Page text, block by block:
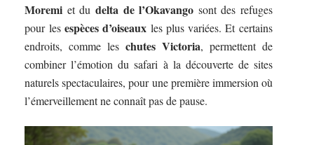
Moremi et du delta de l’Okavango sont des refuges
pour les espèces d’oiseaux les plus variées. Et certains
endroits, comme les chutes Victoria, permettent de
combiner l’émotion du safari à la découverte de sites
naturels spectaculaires, pour une première immersion où
l’émerveillement ne connaît pas de pause.